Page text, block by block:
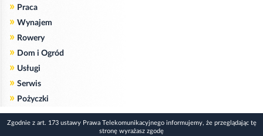
» Praca
» Wynajem
» Rowery
» Dom i Ogród
» Usługi
» Serwis
» Pożyczki
Zgodnie z art. 173 ustawy Prawa Telekomunikacyjnego informujemy, że przeglądając tę
stronę wyrażasz zgodę